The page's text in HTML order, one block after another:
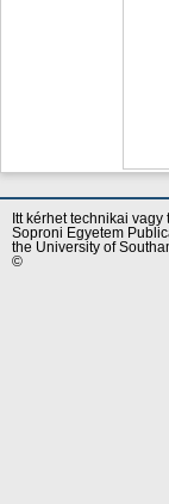
Itt kérhet technikai
Soproni Egyetem
the University of
©